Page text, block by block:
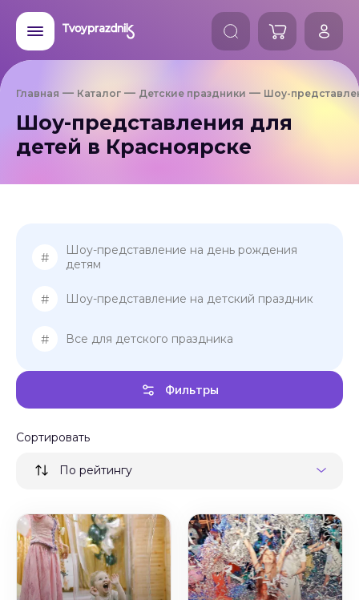
Главная Каталог Детские праздники Шоу-
Шоу-представления для
детей в Красноярске
#
Шоу-представление на день рождения
детям
# Шоу-представление на детский праздник
# Все для детского праздника
Фильтры
Сортировать
По рейтингу